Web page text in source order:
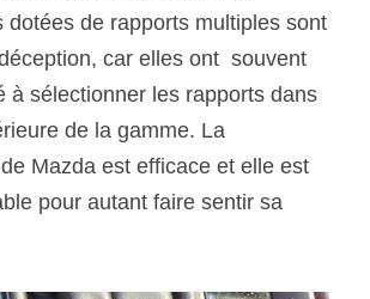
dotées de rapports multiples sont
car elles ont  souvent
à sélectionner les rapports dans
de la gamme. La
Mazda est efficace et elle est
pour autant faire sentir sa